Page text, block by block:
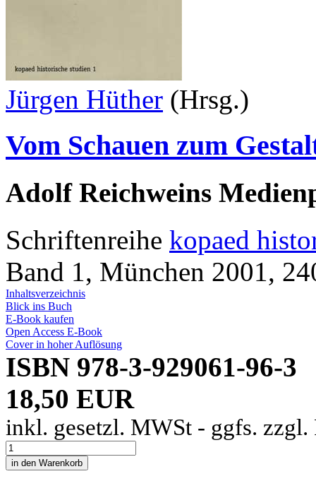
Jürgen Hüther (Hrsg.)
Vom Schauen zum
Adolf Reichweins
Schriftenreihe kopaed
Band 1, München 2001,
Inhaltsverzeichnis
Blick ins Buch
E-Book kaufen
Open Access E-Book
Cover in hoher Auflösung
ISBN 978-3-929061-96-3
18,50 EUR
inkl. gesetzl. MWSt - ggfs. zzgl.